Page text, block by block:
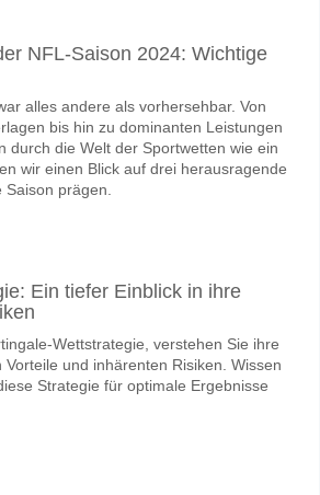
IK v Sollentuna FK 03 June 2026
den Spiel, mit einer
im Spiel punkten Viggbyholms
mit einem Prozentsatz von 62%.
Ergebnisprognose Viggbyholms
NFL-Saison 2024: Wichtige
alles andere als vorhersehbar. Von
bis hin zu dominanten Leistungen
durch die Welt der Sportwetten wie ein
wir einen Blick auf drei herausragende
prägen.
Ein tiefer Einblick in ihre
Wettstrategie, verstehen Sie ihre
Vorteile und inhärenten Risiken. Wissen
Strategie für optimale Ergebnisse